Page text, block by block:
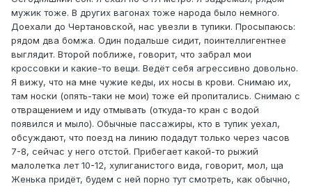
мужик тоже. В других вагонах тоже народа было немного.
Доехали до Чертановской, нас увезли в тупики. Просыпаюсь:
рядом два бомжа. Один подальше сидит, поинтеллигентнее
выглядит. Второй поближе, говорит, что забрал мои
кроссовки и какие-то вещи. Ведёт себя агрессивно довольно.
Я вижу, что на мне чужие кеды, их носы в крови. Снимаю их,
там носки (опять-таки не мои) тоже ей пропитались. Снимаю с
отвращением и иду отмывать (откуда-то кран с водой
появился и мыло). Обычные пассажиры, кто в тупик уехал,
обсуждают, что поезд на линию подадут только через часов
7-8, сейчас у него отстой. Прибегает какой-то рыжий
малолетка лет 10-12, хулиганистого вида, говорит, мол, ща
Женька придёт, будем с ней порно тут смотреть, как обычно,